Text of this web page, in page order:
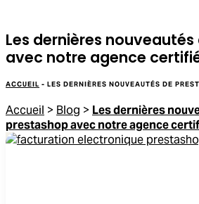
Les dernières
avec notre agence
ACCUEIL - LES DERNIÈRES NOUVEAUTÉS DE
Accueil > Blog > Les dernières
prestashop avec notre agence